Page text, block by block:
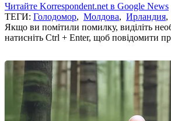
Читайте Korrespondent.net в Google News
ТЕГИ: Голодомор, Молдова, Ирландия,
Якщо ви помітили помилку, виділіть
натисніть Ctrl + Enter, щоб повідомити